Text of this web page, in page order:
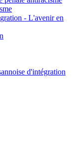
- L'avenir en
d'intégration